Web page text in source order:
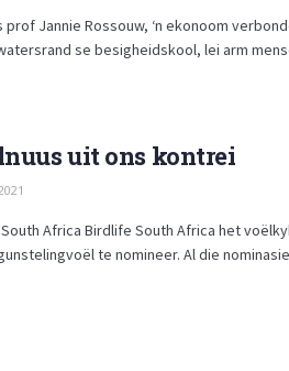
prof Jannie Rossouw, ‘n ekonoom
se besigheidskool, lei arm
uit ons kontrei
Africa Birdlife South Africa het
te nomineer. Al die